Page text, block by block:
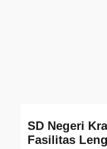
SD Negeri
Fasilitas